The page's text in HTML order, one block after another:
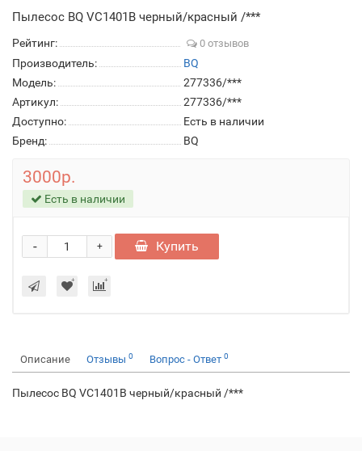
Пылесос BQ VC1401B черный/красный /***
Рейтинг: 0 отзывов
Производитель:
BQ
Модель:
277336/***
Артикул:
277336/***
Доступно:
Есть в наличии
Бренд:
BQ
3000р.
Есть в наличии
+
- Купить
Описание Отзывы 0 Вопрос - Ответ 0
Пылесос BQ VC1401B черный/красный /***